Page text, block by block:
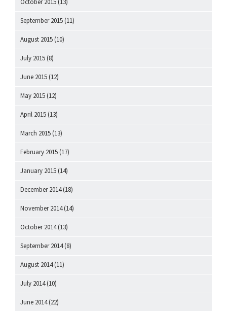
October 2015 (13)
September 2015 (11)
August 2015 (10)
July 2015 (8)
June 2015 (12)
May 2015 (12)
April 2015 (13)
March 2015 (13)
February 2015 (17)
January 2015 (14)
December 2014(18)
November 2014(14)
October 2014(13)
September 2014(8)
August 2014(11)
July 2014(10)
June 2014(22)